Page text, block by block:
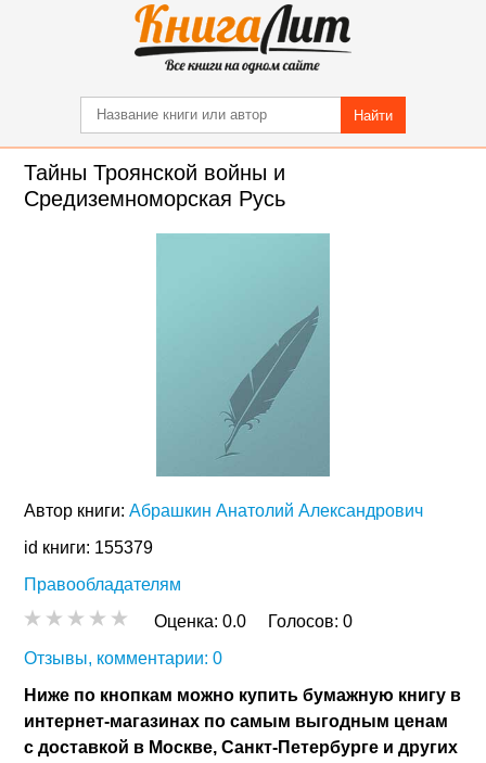
Найти
Тайны Троянской войны и
Средиземноморская Русь
Автор книги:Абрашкин Анатолий Александрович
id книги: 155379
Правообладателям
Оценка:0.0 Голосов:0
Отзывы, комментарии: 0
Ниже по кнопкам можно купить бумажную книгу в
интернет-магазинах по самым выгодным ценам
с доставкой в Москве, Санкт-Петербурге и других